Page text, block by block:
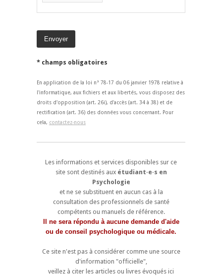
* champs obligatoires
En application de la loi n° 78-17 du 06 janvier 1978 relative à
l'informatique, aux fichiers et aux libertés, vous disposez des
droits d'opposition (art. 26i), d'accès (art. 34 à 38) et de
rectification (art. 36) des données vous concernant. Pour
cela, contactez-nous
Les informations et services disponibles sur ce
site sont destinés aux étudiant·e·s en
Psychologie
et ne se substituent en aucun cas à la
consultation des professionnels de santé
compétents ou manuels de référence.
Il ne sera répondu à aucune demande d'aide
ou de conseil psychologique ou médicale.
Ce site n'est pas à considérer comme une source
d'information "officielle",
veillez à citer les articles ou livres évoqués ici